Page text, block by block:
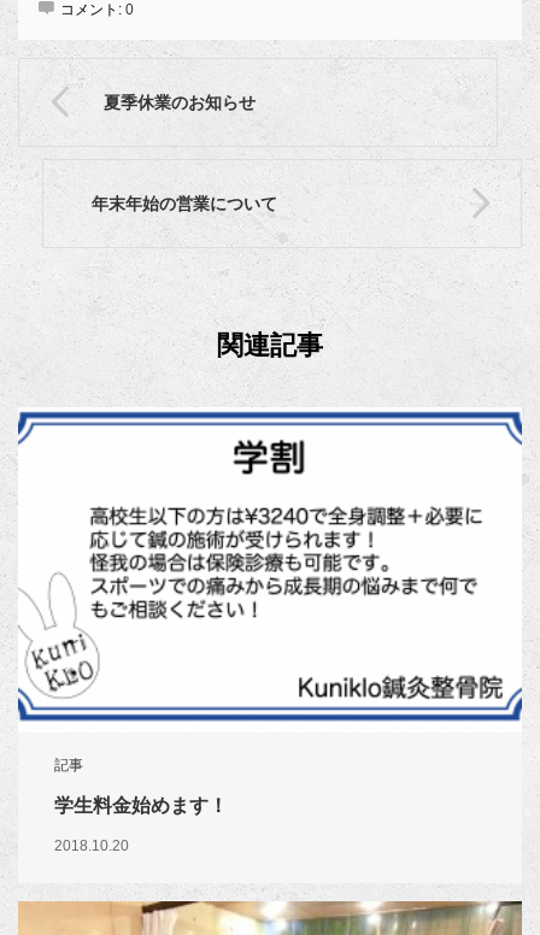
コメント: 0
夏季休業のお知らせ
年末年始の営業について
関連記事
記事
学生料金始めます！
2018.10.20